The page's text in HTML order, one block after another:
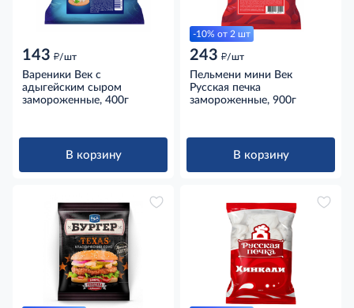
143 д/шт
Вареники Век с
адыгейским сыром
замороженные, 400г
В корзину
-10% от 2 шт
243 д/шт
Пельмени мини Век
Русская печка
замороженные, 900г
В корзину